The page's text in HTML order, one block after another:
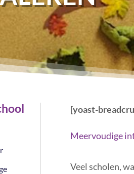
[yoast-
​Meervoudige
Veel scholen,